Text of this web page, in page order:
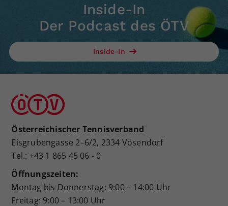
Inside-In
Der Podcast des ÖTV
Inside-In
Österreichischer Tennisverband
Eisgrubengasse 2–6/2, 2334 Vösendorf
Tel.: +43 1 865 45 06 - 0
Öffnungszeiten:
Montag bis Donnerstag: 9:00 – 14:00 Uhr
Freitag: 9:00 – 13:00 Uhr